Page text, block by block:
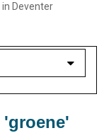
Deventer
'groene'